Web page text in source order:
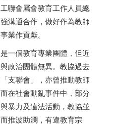
聯會屬會教育工作人員總
溝通合作，做好作為教師
業作貢獻。
一個教育專業團體，但近
政治團體無異。教協過去
支聯會」，亦曾推動教師
在社會動亂事件中，部分
暴力及違法活動，教協並
推波助瀾，有違教育宗